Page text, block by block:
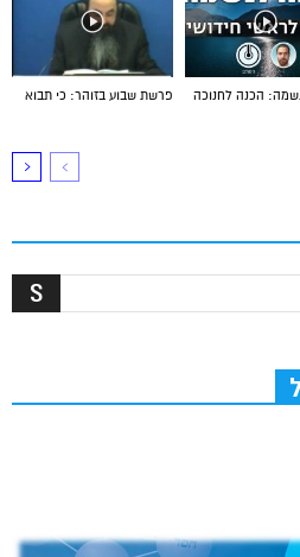
פרשת שבוע בזוהר: כי תבוא הכנה לחנוכה